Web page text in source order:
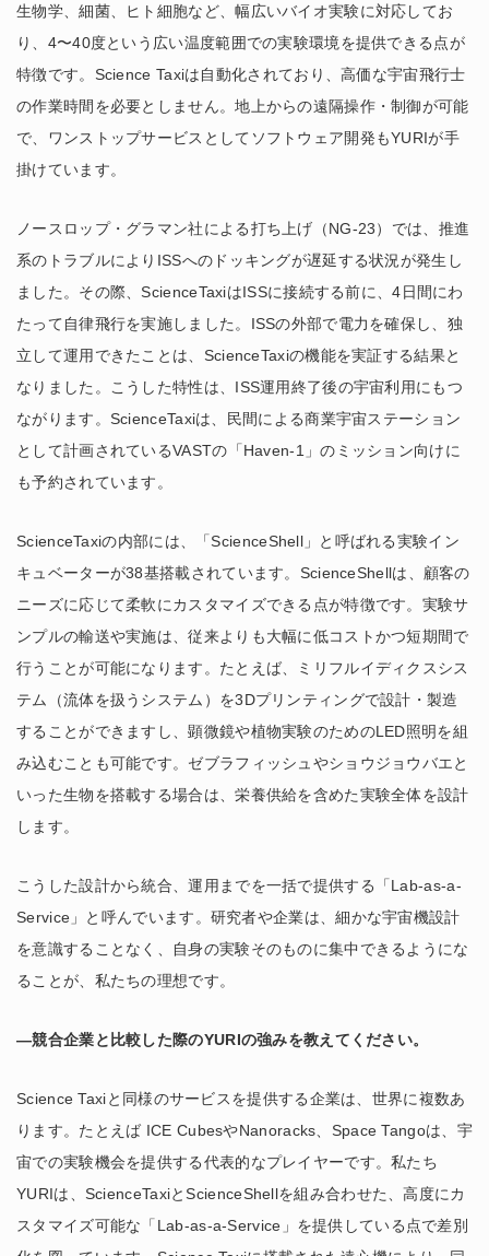
生物学、細菌、ヒト細胞など、幅広いバイオ実験に対応してお
り、4〜40度という広い温度範囲での実験環境を提供できる点が
特徴です。Science Taxiは自動化されており、高価な宇宙飛行士
の作業時間を必要としません。地上からの遠隔操作・制御が可能
で、ワンストップサービスとしてソフトウェア開発もYURIが手
掛けています。
ノースロップ・グラマン社による打ち上げ（NG-23）では、推進
系のトラブルによりISSへのドッキングが遅延する状況が発生し
ました。その際、ScienceTaxiはISSに接続する前に、4日間にわ
たって自律飛行を実施しました。ISSの外部で電力を確保し、独
立して運用できたことは、ScienceTaxiの機能を実証する結果と
なりました。こうした特性は、ISS運用終了後の宇宙利用にもつ
ながります。ScienceTaxiは、民間による商業宇宙ステーション
として計画されているVASTの「Haven-1」のミッション向けに
も予約されています。
ScienceTaxiの内部には、「ScienceShell」と呼ばれる実験イン
キュベーターが38基搭載されています。ScienceShellは、顧客の
ニーズに応じて柔軟にカスタマイズできる点が特徴です。実験サ
ンプルの輸送や実施は、従来よりも大幅に低コストかつ短期間で
行うことが可能になります。たとえば、ミリフルイディクスシス
テム（流体を扱うシステム）を3Dプリンティングで設計・製造
することができますし、顕微鏡や植物実験のためのLED照明を組
み込むことも可能です。ゼブラフィッシュやショウジョウバエと
いった生物を搭載する場合は、栄養供給を含めた実験全体を設計
します。
こうした設計から統合、運用までを一括で提供する「Lab-as-a-
Service」と呼んでいます。研究者や企業は、細かな宇宙機設計
を意識することなく、自身の実験そのものに集中できるようにな
ることが、私たちの理想です。
―競合企業と比較した際のYURIの強みを教えてください。
Science Taxiと同様のサービスを提供する企業は、世界に複数あ
ります。たとえば ICE CubesやNanoracks、Space Tangoは、宇
宙での実験機会を提供する代表的なプレイヤーです。私たち
YURIは、ScienceTaxiとScienceShellを組み合わせた、高度にカ
スタマイズ可能な「Lab-as-a-Service」を提供している点で差別